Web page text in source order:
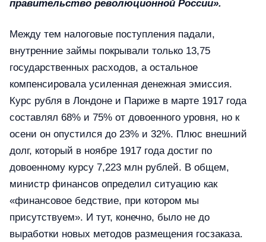
правительство революционной России».
Между тем налоговые поступления падали,
внутренние займы покрывали только 13,75
государственных расходов, а остальное
компенсировала усиленная денежная эмиссия.
Курс рубля в Лондоне и Париже в марте 1917 года
составлял 68% и 75% от довоенного уровня, но к
осени он опустился до 23% и 32%. Плюс внешний
долг, который в ноябре 1917 года достиг по
довоенному курсу 7,223 млн рублей. В общем,
министр финансов определил ситуацию как
«финансовое бедствие, при котором мы
присутствуем». И тут, конечно, было не до
выработки новых методов размещения госзаказа.